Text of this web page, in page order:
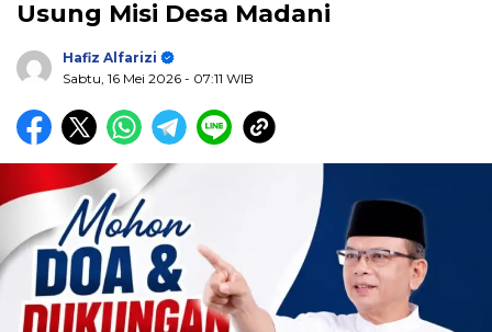
Usung Misi Desa Madani
Hafiz Alfarizi
Sabtu, 16 Mei 2026 - 07:11 WIB